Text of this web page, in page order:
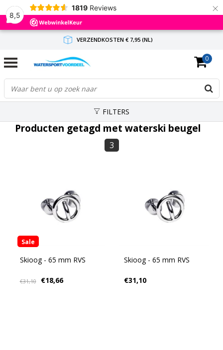
8,5
1819 Reviews ×
VERZENDKOSTEN € 7,95 (NL)
GRATIS VERZENDING(NL) VANAF € 65,-
BINNEN 1-3 WERKDAGEN ANTWOORD
0
FILTERS
Producten getagd met waterski beugel
3
Sale
Skioog - 65 mm RVS
€31,10 €18,66
Skioog - 65 mm RVS
€31,10